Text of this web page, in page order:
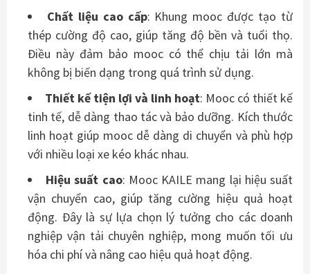
Chất liệu cao cấp: Khung mooc được tạo từ
thép cường độ cao, giúp tăng độ bền và tuổi thọ.
Điều này đảm bảo mooc có thể chịu tải lớn mà
không bị biến dạng trong quá trình sử dụng.
Thiết kế tiện lợi và linh hoạt: Mooc có thiết kế
tinh tế, dễ dàng thao tác và bảo dưỡng. Kích thước
linh hoạt giúp mooc dễ dàng di chuyển và phù hợp
với nhiều loại xe kéo khác nhau.
Hiệu suất cao: Mooc KAILE mang lại hiệu suất
vận chuyển cao, giúp tăng cường hiệu quả hoạt
động. Đây là sự lựa chọn lý tưởng cho các doanh
nghiệp vận tải chuyên nghiệp, mong muốn tối ưu
hóa chi phí và nâng cao hiệu quả hoạt động.